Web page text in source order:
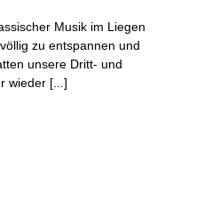
Musik im Liegen
zu entspannen und
unsere Dritt- und
wieder [...]